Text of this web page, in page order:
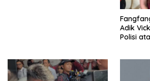
Adik
Polisi